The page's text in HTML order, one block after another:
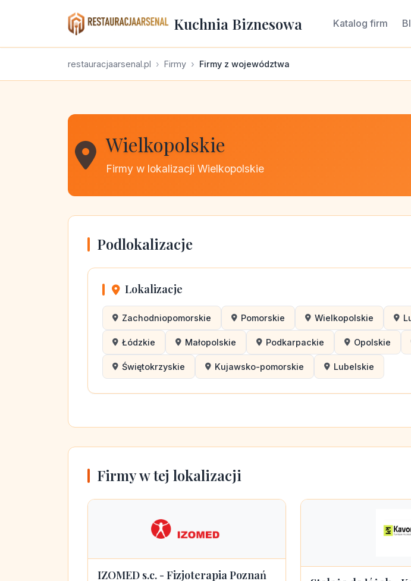
Kuchnia Biznesowa Katalog firm
restauracjaarsenal.pl Firmy Firmy z województwa
Wielkopolskie
Firmy w lokalizacji Wielkopolskie
Podlokalizacje
Lokalizacje
Zachodniopomorskie Pomorskie Wielkopolskie
Łódzkie Małopolskie Podkarpackie Opolskie
Świętokrzyskie Kujawsko-pomorskie Lubelskie
Firmy w tej lokalizacji
IZOMED s.c. - Fizjoterapia Poznań